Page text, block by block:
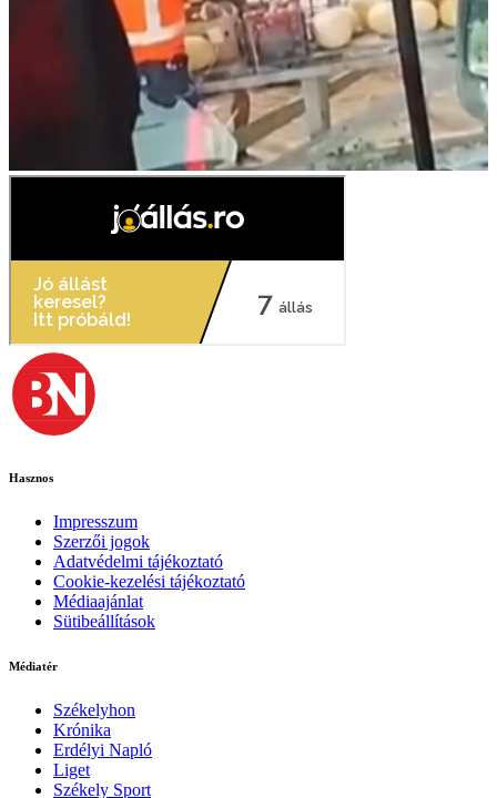
Hasznos
Impresszum
Szerzői jogok
Adatvédelmi tájékoztató
Cookie-kezelési tájékoztató
Médiaajánlat
Sütibeállítások
Médiatér
Székelyhon
Krónika
Erdélyi Napló
Liget
Székely Sport